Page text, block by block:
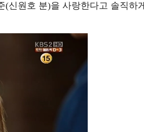
신원호 분)을 사랑한다고 솔직하게